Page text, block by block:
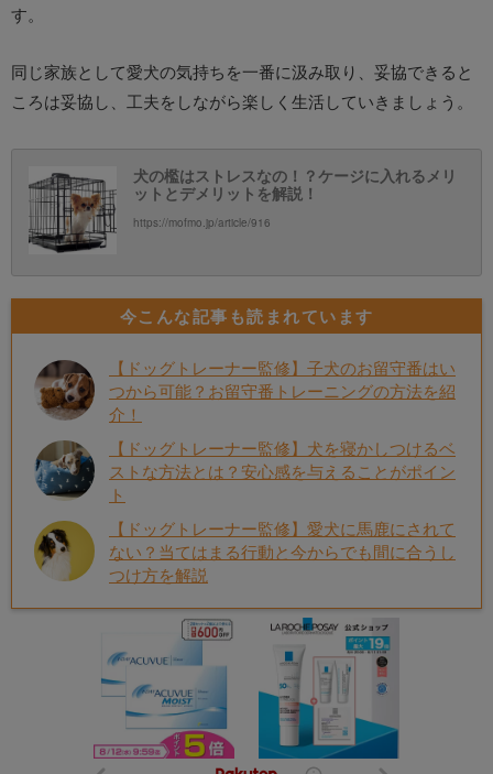
す。
同じ家族として愛犬の気持ちを一番に汲み取り、妥協できると
ころは妥協し、工夫をしながら楽しく生活していきましょう。
犬の檻はストレスなの！？ケージに入れるメリ
ットとデメリットを解説！
https://mofmo.jp/article/916
今こんな記事も読まれています
【ドッグトレーナー監修】子犬のお留守番はい
つから可能？お留守番トレーニングの方法を紹
介！
【ドッグトレーナー監修】犬を寝かしつけるベ
ストな方法とは？安心感を与えることがポイン
ト
【ドッグトレーナー監修】愛犬に馬鹿にされて
ない？当てはまる行動と今からでも間に合うし
つけ方を解説